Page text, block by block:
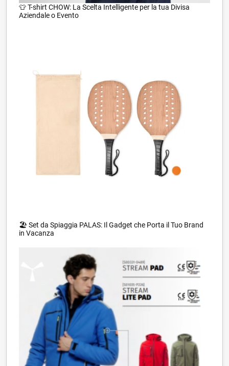
👕 T-shirt CHOW: La Scelta Intelligente per la tua Divisa
Aziendale o Evento
🏖️ Set da Spiaggia PALAS: Il Gadget che Porta il Tuo Brand
in Vacanza